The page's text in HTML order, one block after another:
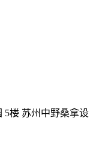
5楼 苏州中野桑拿设